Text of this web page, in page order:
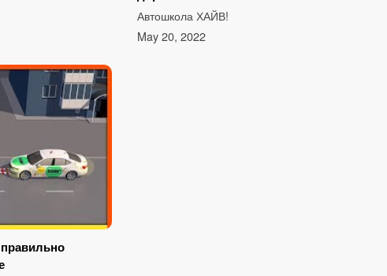
Автошкола ХАЙВ!
May 20, 2022